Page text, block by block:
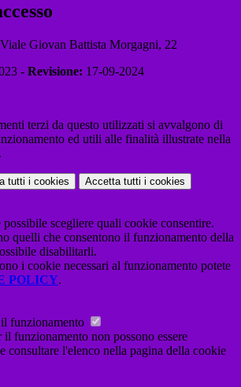
Giovan Battista Morgagni, 22
- Revisione: 17-09-2024
terzi da questo utilizzati si avvalgono di
ed utili alle finalità illustrate nella
.
tutti i cookies Accetta tutti i cookies
possibile scegliere quali cookie consentire.
quelli che consentono il funzionamento della
disabilitarli.
i cookie necessari al funzionamento potete
POLICY.
funzionamento
il funzionamento non possono essere
consultare l'elenco nella pagina della cookie